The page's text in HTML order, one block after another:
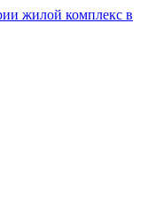
жилой комплекс в